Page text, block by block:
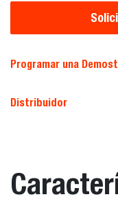
Programar una
Distribuidor